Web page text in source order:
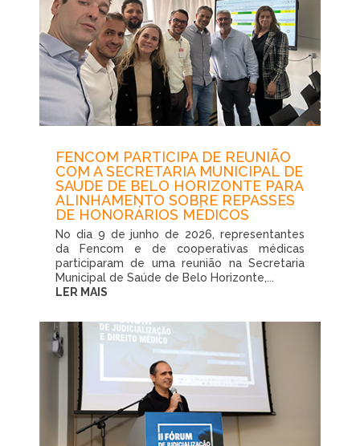
FENCOM PARTICIPA DE REUNIÃO
COM A SECRETARIA MUNICIPAL DE
SAÚDE DE BELO HORIZONTE PARA
ALINHAMENTO SOBRE REPASSES
DE HONORÁRIOS MÉDICOS
No dia 9 de junho de 2026, representantes
da Fencom e de cooperativas médicas
participaram de uma reunião na Secretaria
Municipal de Saúde de Belo Horizonte,...
LER MAIS